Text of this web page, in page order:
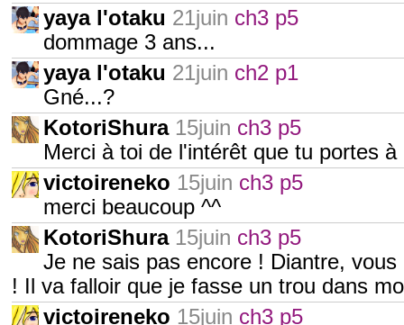
yaya l'otaku 21juin ch3 p5
dommage 3 ans...
yaya l'otaku 21juin ch2 p1
Gné...?
KotoriShura 15juin ch3 p5
Merci à toi de l'intérêt que tu portes
victoireneko 15juin ch3 p5
merci beaucoup ^^
KotoriShura 15juin ch3 p5
Je ne sais pas encore ! Diantre,
! Il va falloir que je fasse un trou dans
victoireneko 15juin ch3 p5